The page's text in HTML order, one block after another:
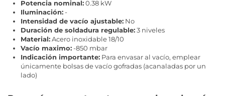
Potencia nominal:0.38 kW
Iluminación:-
Intensidad de vacío ajustable: No
Duración de soldadura regulable:3 niveles
Material:Acero inoxidable 18/10
Vacío maximo:-850 mbar
Indicación importante: Para envasar al vacío, emplear
únicamente bolsas de vacío gofradas (acanaladas por un
lado)